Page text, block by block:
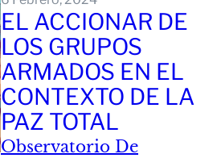
EL ACCIONAR DE
LOS GRUPOS
ARMADOS EN EL
CONTEXTO DE LA
PAZ TOTAL
Observatorio De